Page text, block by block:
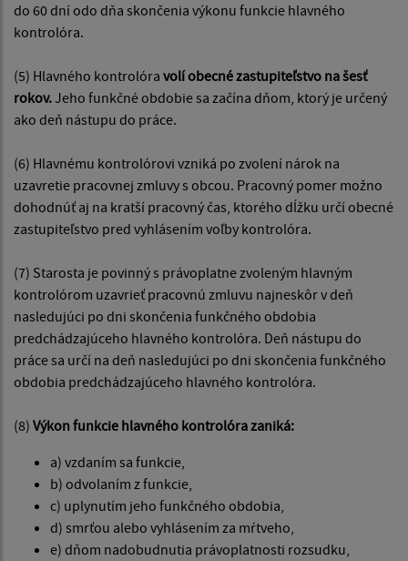
do 60 dní odo dňa skončenia výkonu funkcie hlavného
kontrolóra.
(5) Hlavného kontrolóra volí obecné zastupiteľstvo na šesť
rokov.Jeho funkčné obdobie sa začína dňom, ktorý je určený
ako deň nástupu do práce.
(6) Hlavnému kontrolórovi vzniká po zvolení nárok na
uzavretie pracovnej zmluvy s obcou. Pracovný pomer možno
dohodnúť aj na kratší pracovný čas, ktorého dĺžku určí obecné
zastupiteľstvo pred vyhlásením voľby kontrolóra.
(7) Starosta je povinný s právoplatne zvoleným hlavným
kontrolórom uzavrieť pracovnú zmluvu najneskôr v deň
nasledujúci po dni skončenia funkčného obdobia
predchádzajúceho hlavného kontrolóra. Deň nástupu do
práce sa určí na deň nasledujúci po dni skončenia funkčného
obdobia predchádzajúceho hlavného kontrolóra.
(8) Výkon funkcie hlavného kontrolóra zaniká:
a) vzdaním sa funkcie,
b) odvolaním z funkcie,
c) uplynutím jeho funkčného obdobia,
d) smrťou alebo vyhlásením za mŕtveho,
e) dňom nadobudnutia právoplatnosti rozsudku,